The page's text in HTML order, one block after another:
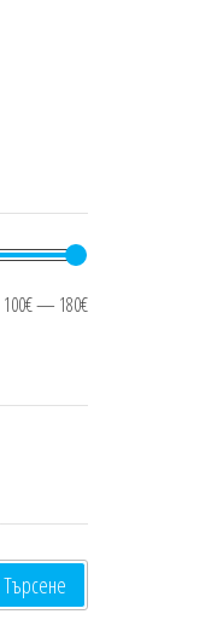
Минимална
Максимална
100€— 180€
Търсене